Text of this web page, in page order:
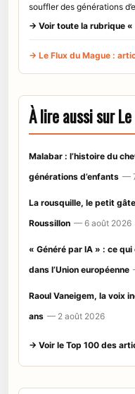
souffler des générations
→ Voir toute la rubrique «
→ Le Flux du Mague :
À lire aussi sur
Malabar : l’histoire du
générations d’enfants —
La rousquille, le petit
Roussillon — 6 août 2026
« Généré par IA » : ce
dans l’Union européenne
Raoul Vaneigem, la voix
ans — 2 août 2026
→ Voir le Top 100 des